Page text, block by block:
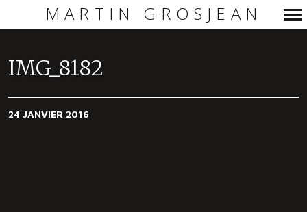
MARTIN GROSJEAN
IMG_8182
24 JANVIER 2016